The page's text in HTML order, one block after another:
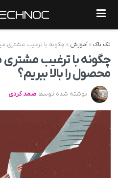
تک ناک»آموزش » چگونه با ترغیب مشتری
چگونه با ترغیب
محصول را بالا ببریم؟
نوشته شده توسط صمد کردی